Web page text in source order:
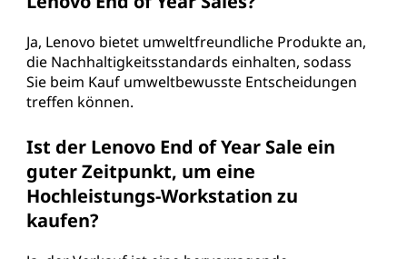
Ja, Lenovo bietet umweltfreundliche Produkte an,
die Nachhaltigkeitsstandards einhalten, sodass
Sie beim Kauf umweltbewusste Entscheidungen
treffen können.
Ist der Lenovo End of Year Sale ein
guter Zeitpunkt, um eine
Hochleistungs-Workstation zu
kaufen?